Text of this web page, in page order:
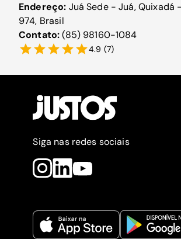
Endereço: Juá Sede - Juá, Quixadá
974, Brasil
Contato:(85) 98160-1084
4.9 (7)
Siga nas redes sociais